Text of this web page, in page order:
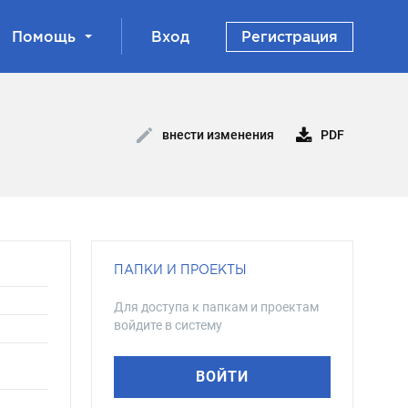
Помощь Вход Регистрация
внести изменения PDF
ПАПКИ И ПРОЕКТЫ
Для доступа к папкам и проектам
войдите в систему
ВОЙТИ